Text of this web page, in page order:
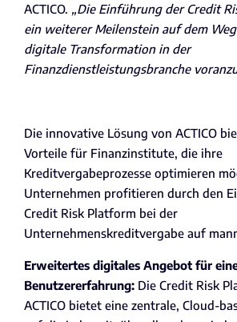
ACTICO. „Die Einführung der Credit
ein weiterer Meilenstein auf dem Weg
digitale Transformation in der
Finanzdienstleistungsbranche
Die innovative Lösung von ACTICO
Vorteile für Finanzinstitute, die ihre
Kreditvergabeprozesse optimieren
Unternehmen profitieren durch den
Credit Risk Platform bei der
Unternehmenskreditvergabe auf
Erweitertes digitales Angebot für
Benutzererfahrung: Die Credit Risk
ACTICO bietet eine zentrale, Cloud-